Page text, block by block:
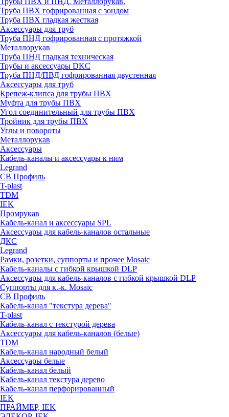
Труба ПВХ гофрированная с зондом
Труба ПВХ гладкая жесткая
Аксессуары для труб
Труба ПНД гофрированная с протяжкой
Металлорукав
Труба ПНД гладкая техническая
Трубы и аксессуары DKC
Труба ПНД/ПВД гофрированная двустенная
Аксессуары для труб
Крепеж-клипса для трубы ПВХ
Муфта для трубы ПВХ
Угол соединительный для трубы ПВХ
Тройник для трубы ПВХ
Углы и повороты
Металлорукав
Аксессуары
Кабель-каналы и аксессуары к ним
Legrand
СВ Профиль
T-plast
TDM
IEK
Промрукав
Кабель-канал и аксессуары SPL
Аксессуары для кабель-каналов остальные
ДКС
Legrand
Рамки, розетки, суппорты и прочее Mosaic
Кабель-каналы с гибкой крышкой DLP
Аксессуары для кабель-каналов с гибкой крышкой DLP
Суппорты для к.-к. Mosaic
СВ Профиль
Кабель-канал "текстура дерева"
T-plast
Кабель-канал с текстурой дерева
Аксессуары для кабель-каналов (белые)
TDM
Кабель-канал народный белый
Аксессуары белые
Кабель-канал белый
Кабель-канал текстура дерево
Кабель-канал перфорированный
IEK
ПРАЙМЕР, IEK